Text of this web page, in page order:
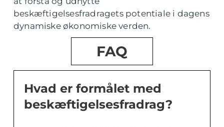
beskæftigelsesfradragets potentiale i dagens
dynamiske økonomiske verden.
FAQ
Hvad er formålet med
beskæftigelsesfradrag?